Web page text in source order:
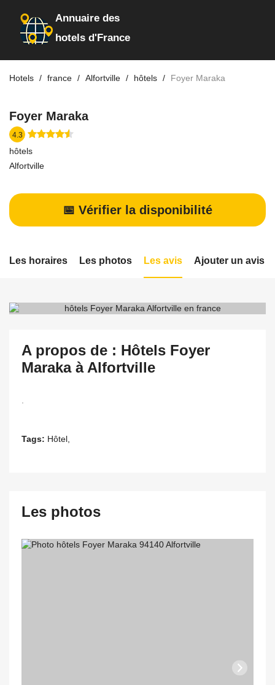
Annuaire des
hotels d'France
Hotels france Alfortville hôtels Foyer Maraka
Foyer Maraka
4.3
hôtels
Alfortville
📅 Vérifier la disponibilité
Les horaires Les photos Les avis Ajouter un avis
A propos de : Hôtels Foyer
Maraka à Alfortville
Tags: Hôtel,
Les photos